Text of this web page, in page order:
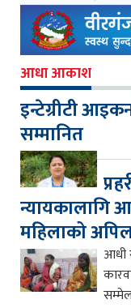
आधा आकाश
इन्टेग्रीटी
सम्मानित
न्यायकालागि
महिलाको
आधी